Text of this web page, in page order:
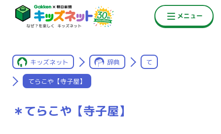
キッズネット 辞典 て
てらこや【寺子屋】
＊てらこや【寺子屋】